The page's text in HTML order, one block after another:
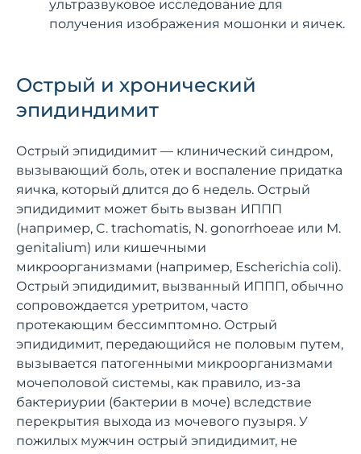
ультразвуковое исследование для
получения изображения мошонки и яичек.
Острый и хронический
эпидиндимит
Острый эпидидимит — клинический синдром,
вызывающий боль, отек и воспаление придатка
яичка, который длится до 6 недель. Острый
эпидидимит может быть вызван ИППП
(например, C. trachomatis, N. gonorrhoeae или M.
genitalium) или кишечными
микроорганизмами (например, Escherichia coli).
Острый эпидидимит, вызванный ИППП, обычно
сопровождается уретритом, часто
протекающим бессимптомно. Острый
эпидидимит, передающийся не половым путем,
вызывается патогенными микроорганизмами
мочеполовой системы, как правило, из-за
бактериурии (бактерии в моче) вследствие
перекрытия выхода из мочевого пузыря. У
пожилых мужчин острый эпидидимит, не